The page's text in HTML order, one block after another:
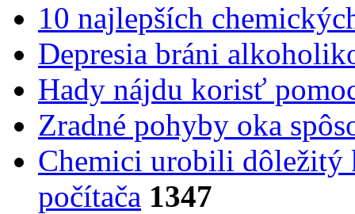
10 najlepších
Depresia bráni
Hady nájdu korisť
Zradné pohyby oka
Chemici urobili dôležitý
počítača 1347